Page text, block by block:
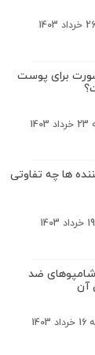
برای پوست
ها چه تفاوتی
شامپوهای ضد
آن